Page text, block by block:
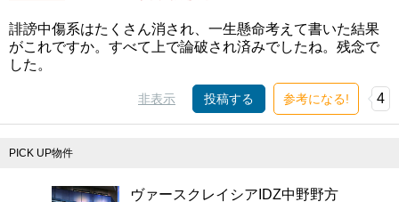
誹謗中傷系はたくさん消され、一生懸命考えて書いた結果
がこれですか。すべて上で論破され済みでしたね。残念で
した。
非表示 投稿する 参考になる! 4
PICK UP物件
ヴァースクレイシアIDZ中野野方